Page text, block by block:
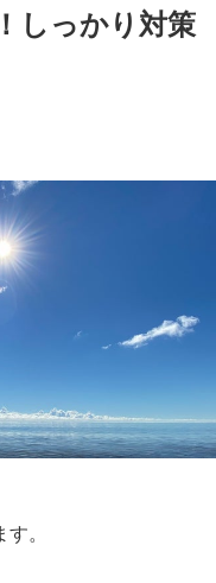
しっかり対策
。